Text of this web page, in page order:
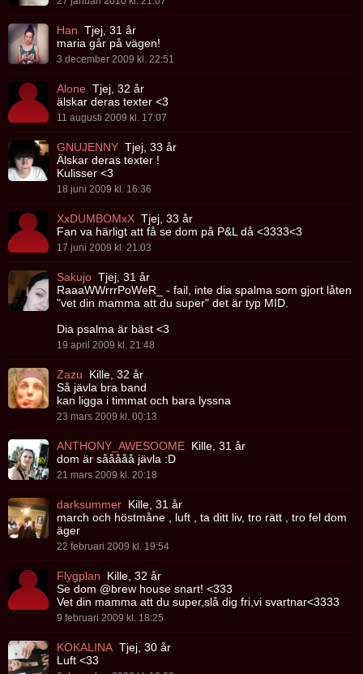
Han Tjej, 31 år
maria går på vägen!
3 december 2009 kl. 22:51
Alone Tjej, 32 år
älskar deras texter <3
11 augusti 2009 kl. 17:07
GNUJENNY Tjej, 33 år
Älskar deras texter !
Kulisser <3
18 juni 2009 kl. 16:36
XxDUMBOMxX Tjej, 33 år
Fan va härligt att få se dom på P&L då <3333<3
17 juni 2009 kl. 21:03
Sakujo Tjej, 31 år
RaaaWWrrrPoWeR_ - fail, inte dia spalma som gjort låten
"vet din mamma att du super" det är typ MID.
Dia psalma är bäst <3
19 april 2009 kl. 21:48
Zazu
Kille, 32 år
Så jävla bra band
kan ligga i timmat och bara lyssna
23 mars 2009 kl. 00:13
ANTHONY_AWESOOME Kille, 31 år
dom är sååååå jävla :D
21 mars 2009 kl. 20:18
darksummer Kille, 31 år
march och höstmåne , luft , ta ditt liv, tro rätt , tro fel dom
äger
22 februari 2009 kl. 19:54
Flygplan
Kille, 32 år
Se dom @brew house snart! <333
Vet din mamma att du super,slå dig fri,vi svartnar<3333
9 februari 2009 kl. 18:25
KOKALINA Tjej, 30 år
Luft <33